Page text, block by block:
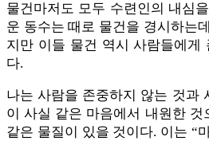
물건마저도 모두 수련인의 내심
운 동수는 때로 물건을 경시하는
지만 이들 물건 역시 사람들에게
다.
나는 사람을 존중하지 않는 것과
이 사실 같은 마음에서 내원한 것
같은 물질이 있을 것이다. 이는 “